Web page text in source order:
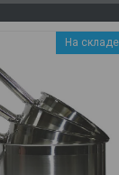
На складе